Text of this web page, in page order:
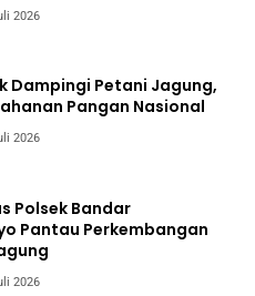
2026
Dampingi Petani Jagung,
Pangan Nasional
2026
Polsek Bandar
Pantau Perkembangan
2026